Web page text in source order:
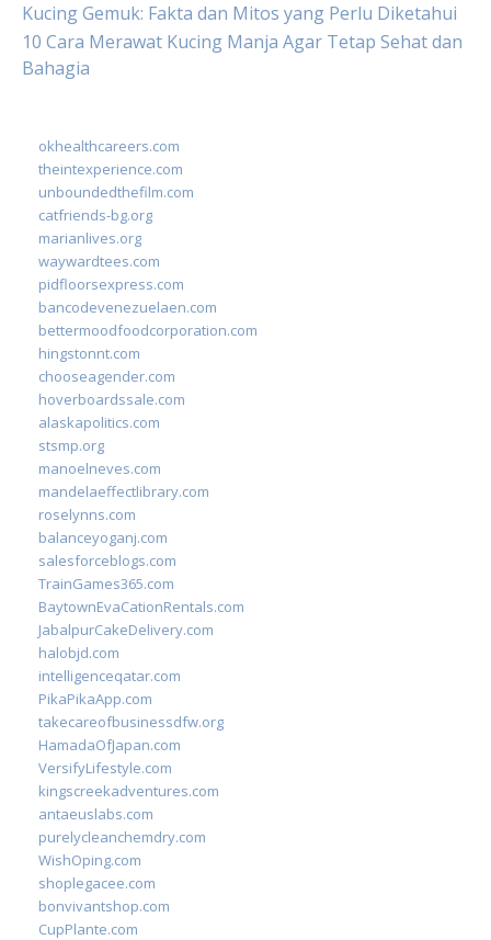
Kucing Gemuk: Fakta dan Mitos yang Perlu Diketahui
10 Cara Merawat Kucing Manja Agar Tetap Sehat dan
Bahagia
okhealthcareers.com
theintexperience.com
unboundedthefilm.com
catfriends-bg.org
marianlives.org
waywardtees.com
pidfloorsexpress.com
bancodevenezuelaen.com
bettermoodfoodcorporation.com
hingstonnt.com
chooseagender.com
hoverboardssale.com
alaskapolitics.com
stsmp.org
manoelneves.com
mandelaeffectlibrary.com
roselynns.com
balanceyoganj.com
salesforceblogs.com
TrainGames365.com
BaytownEvaCationRentals.com
JabalpurCakeDelivery.com
halobjd.com
intelligenceqatar.com
PikaPikaApp.com
takecareofbusinessdfw.org
HamadaOfJapan.com
VersifyLifestyle.com
kingscreekadventures.com
antaeuslabs.com
purelycleanchemdry.com
WishOping.com
shoplegacee.com
bonvivantshop.com
CupPlante.com